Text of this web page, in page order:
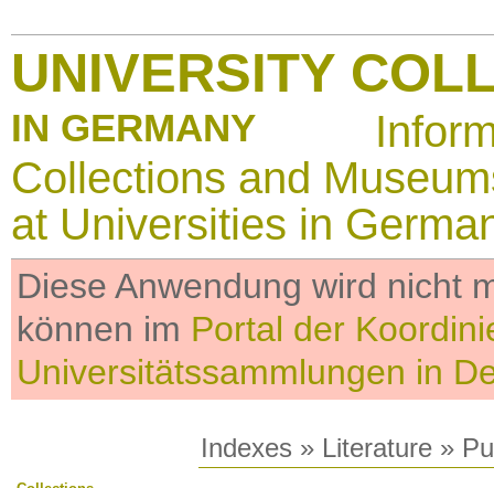
UNIVERSITY
IN GERMANY
Collections and
at Universities in
Diese Anwendung wird nicht
können im Portal der
Universitätssammlungen in
Indexes » Literature »